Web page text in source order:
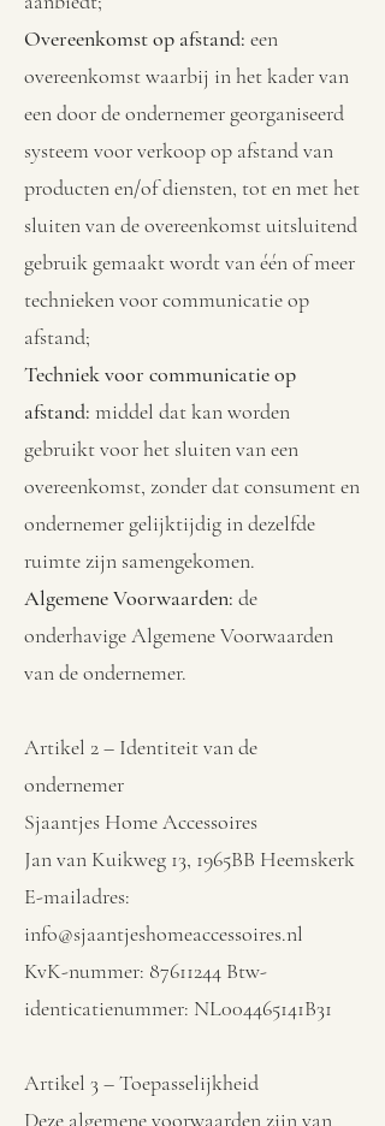
Overeenkomst op afstand: een
overeenkomst waarbij in het kader van
een door de ondernemer georganiseerd
systeem voor verkoop op afstand van
producten en/of diensten, tot en met het
sluiten van de overeenkomst uitsluitend
gebruik gemaakt wordt van één of meer
technieken voor communicatie op
afstand;
Techniek voor communicatie op
afstand: middel dat kan worden
gebruikt voor het sluiten van een
overeenkomst, zonder dat consument en
ondernemer gelijktijdig in dezelfde
ruimte zijn samengekomen.
Algemene Voorwaarden: de
onderhavige Algemene Voorwaarden
van de ondernemer.
Artikel 2 – Identiteit van de
ondernemer
Sjaantjes Home Accessoires
Jan van Kuikweg 13, 1965BB Heemskerk
E-mailadres:
info@sjaantjeshomeaccessoires.nl
KvK-nummer: 87611244 Btw-
identicatienummer: NL004465141B31
Artikel 3 – Toepasselijkheid
Deze algemene voorwaarden zijn van